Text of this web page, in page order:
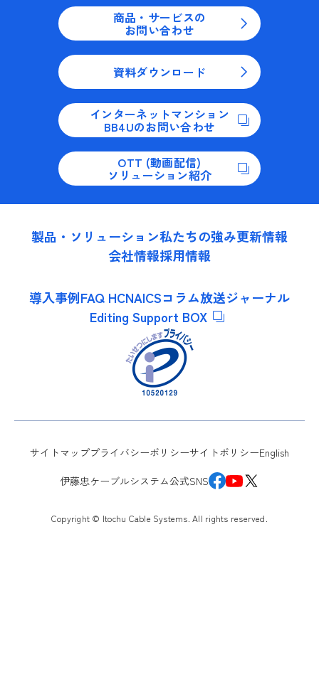
商品・サービスの
お問い合わせ
資料ダウンロード
インターネットマンション
BB4Uのお問い合わせ
OTT (動画配信)
ソリューション紹介
製品・ソリューション私たちの強み更新情報
会社情報採用情報
導入事例FAQ HCNAICSコラム放送ジャーナル
Editing Support BOX
サイトマッププライバシーポリシーサイトポリシーEnglish
伊藤忠ケーブルシステム公式SNS
Copyright © Itochu Cable Systems. All rights reserved.